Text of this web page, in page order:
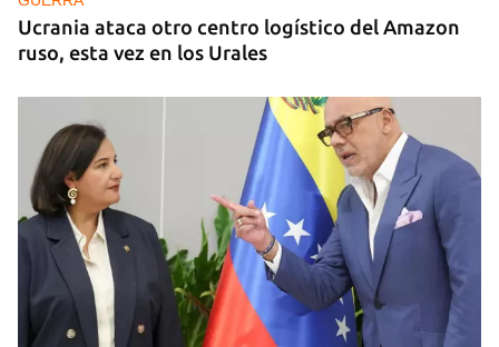
Ucrania ataca otro centro logístico del Amazon
ruso, esta vez en los Urales